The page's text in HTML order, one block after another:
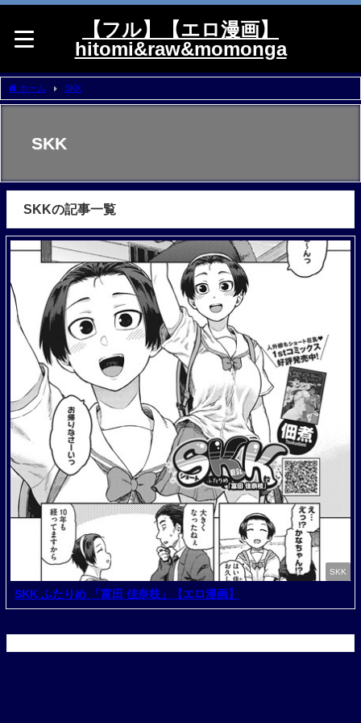
【フル】【エロ漫画】
hitomi&raw&momonga
ホーム SKK
SKK
SKKの記事一覧
SKK
SKK ふたりめ 「富田 佳奈枝」【エロ漫画】